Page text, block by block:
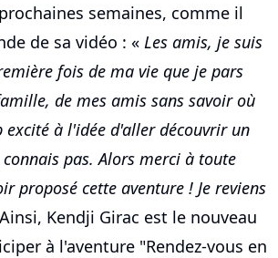
semaines, comme il
de sa vidéo : « Les amis, je suis
fois de ma vie que je pars
de mes amis sans savoir où
excité à l'idée d'aller découvrir un
pas. Alors merci à toute
proposé cette aventure ! Je reviens
Kendji Girac est le nouveau
à l'aventure "Rendez-vous en